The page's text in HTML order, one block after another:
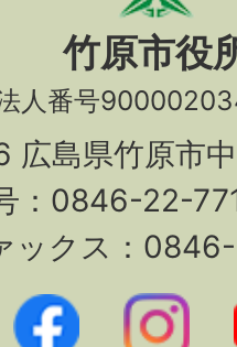
竹原市役
人番号
島県竹原市
：0846-22-
ックス：